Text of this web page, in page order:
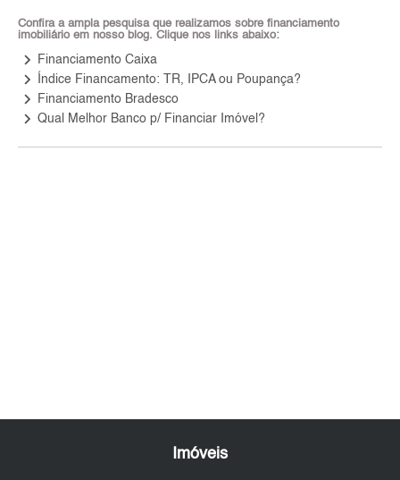
Confira a ampla pesquisa que realizamos sobre financiamento
imobiliário em nosso blog. Clique nos links abaixo:
keyboard_arrow_right Financiamento Caixa
keyboard_arrow_right Índice Financamento: TR, IPCA ou Poupança?
keyboard_arrow_right Financiamento Bradesco
keyboard_arrow_right Qual Melhor Banco p/ Financiar Imóvel?
Imóveis